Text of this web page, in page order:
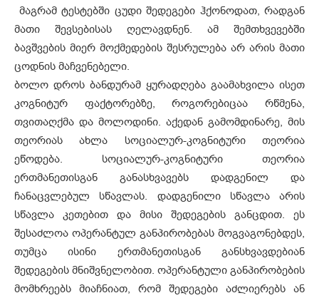
მაგრამ ტესტებში ცუდი შედეგები ჰქონოდათ, რადგან
მათი შევსებისას ღელავდნენ. ამ შემთხვევებში
ბავშვების მიერ მოქმედების შესრულება არ არის მათი
ცოდნის მაჩვენებელი.
ბოლო დროს ბანდურამ ყურადღება გაამახვილა ისეთ
კოგნიტურ ფაქტორებზე, როგორებიცაა რწმენა,
თვითაღქმა და მოლოდინი. აქედან გამომდინარე, მის
თეორიას ახლა სოციალურ-კოგნიტური თეორია
ეწოდება. სოციალურ-კოგნიტური თეორია
ერთმანეთისგან განასხვავებს დადგენილ და
ჩანაცვლებულ სწავლას. დადგენილი სწავლა არის
სწავლა კეთებით და მისი შედეგების განცდით. ეს
შესაძლოა ოპერანტულ განპირობებას მოგვაგონებდეს,
თუმცა ისინი ერთმანეთისგან განსხვავდებიან
შედეგების მნიშვნელობით. ოპერანტული განპირობების
მომხრეებს მიაჩნიათ, რომ შედეგები აძლიერებს ან